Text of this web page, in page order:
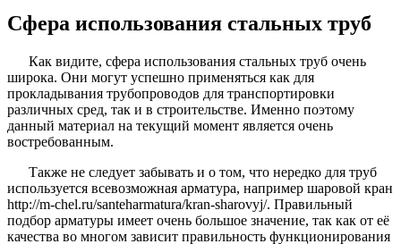
Сфера использования стальных труб
Как видите, сфера использования стальных труб очень
широка. Они могут успешно применяться как для
прокладывания трубопроводов для транспортировки
различных сред, так и в строительстве. Именно поэтому
данный материал на текущий момент является очень
востребованным.
Также не следует забывать и о том, что нередко для труб
используется всевозможная арматура, например шаровой кран
http://m-chel.ru/santeharmatura/kran-sharovyj/. Правильный
подбор арматуры имеет очень большое значение, так как от её
качества во многом зависит правильность функционирования